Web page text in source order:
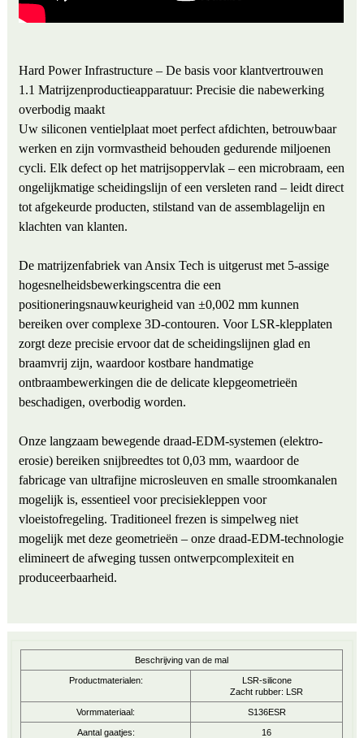
Hard Power Infrastructure – De basis voor klantvertrouwen
1.1 Matrijzenproductieapparatuur: Precisie die nabewerking
overbodig maakt
Uw siliconen ventielplaat moet perfect afdichten, betrouwbaar
werken en zijn vormvastheid behouden gedurende miljoenen
cycli. Elk defect op het matrijsoppervlak – een microbraam, een
ongelijkmatige scheidingslijn of een versleten rand – leidt direct
tot afgekeurde producten, stilstand van de assemblagelijn en
klachten van klanten.
De matrijzenfabriek van Ansix Tech is uitgerust met 5-assige
hogesnelheidsbewerkingscentra die een
positioneringsnauwkeurigheid van ±0,002 mm kunnen
bereiken over complexe 3D-contouren. Voor LSR-klepplaten
zorgt deze precisie ervoor dat de scheidingslijnen glad en
braamvrij zijn, waardoor kostbare handmatige
ontbraambewerkingen die de delicate klepgeometrieën
beschadigen, overbodig worden.
Onze langzaam bewegende draad-EDM-systemen (elektro-
erosie) bereiken snijbreedtes tot 0,03 mm, waardoor de
fabricage van ultrafijne microsleuven en smalle stroomkanalen
mogelijk is, essentieel voor precisiekleppen voor
vloeistofregeling. Traditioneel frezen is simpelweg niet
mogelijk met deze geometrieën – onze draad-EDM-technologie
elimineert de afweging tussen ontwerpcomplexiteit en
produceerbaarheid.
Beschrijving van de mal
Productmaterialen:
LSR-silicone
Zacht rubber: LSR
Vormmateriaal: S136ESR
Aantal gaatjes: 16